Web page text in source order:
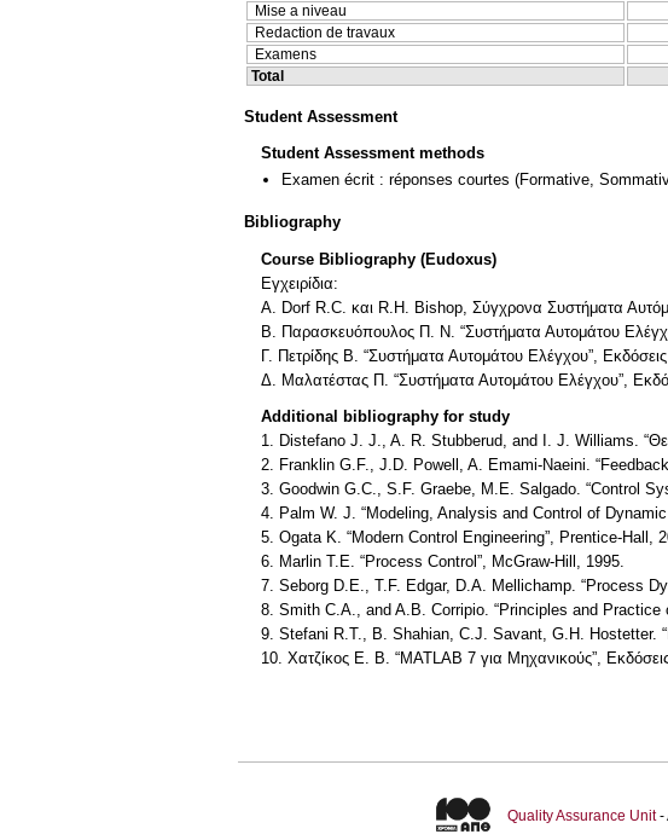
Mise a niveau
Redaction de travaux
Examens
Total
Student Assessment
Student Assessment methods
Examen écrit : réponses courtes (Formative,
Bibliography
Course Bibliography (Eudoxus)
Εγχειρίδια:
Α. Dorf R.C. και R.H. Bishop, Σύγχρονα Συστήματα
Β. Παρασκευόπουλος Π. Ν. “Συστήματα Αυτομάτου
Γ. Πετρίδης Β. “Συστήματα Αυτομάτου Ελέγχου”,
Δ. Μαλατέστας Π. “Συστήματα Αυτομάτου Ελέγχου”,
Additional bibliography for study
1. Distefano J. J., A. R. Stubberud, and I. J. Williams.
2. Franklin G.F., J.D. Powell, A. Emami-Naeini.
3. Goodwin G.C., S.F. Graebe, M.E. Salgado. “Control
4. Palm W. J. “Modeling, Analysis and Control of
5. Ogata K. “Modern Control Engineering”, Prentice-Hall,
6. Marlin T.E. “Process Control”, McGraw-Hill, 1995.
7. Seborg D.E., T.F. Edgar, D.A. Mellichamp. “Process
8. Smith C.A., and A.B. Corripio. “Principles and
9. Stefani R.T., B. Shahian, C.J. Savant, G.H. Hostetter.
10. Χατζίκος Ε. Β. “MATLAB 7 για Μηχανικούς”,
Quality Assurance Unit-